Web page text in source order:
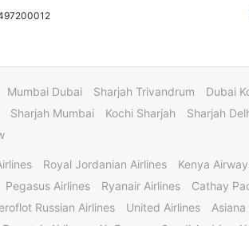
Dubai
Sharjah Trivandrum
Mumbai Dubai
Sharjah
Kochi Sharjah
Sharjah Mumbai
Kenya
Royal Jordanian Airlines
Cathay
Ryanair Airlines
Pegasus Airlines
Asiana
United Airlines
Russian Airlines